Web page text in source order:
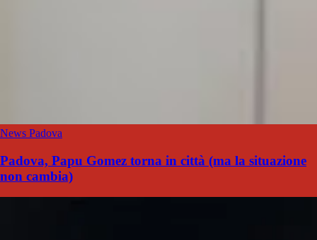
News Padova
Padova, Papu Gomez torna in città (ma la situazione
non cambia)